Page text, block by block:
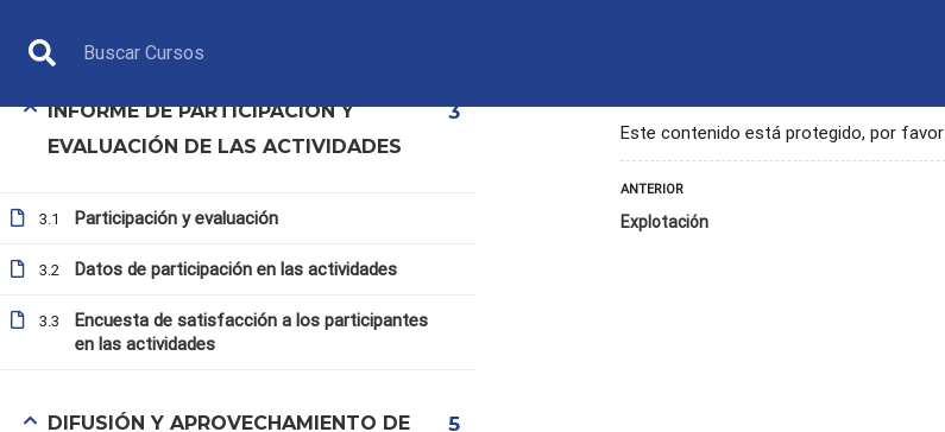
DIRECTIVO
Este contenido está protegido, por favor
ANTERIOR
Explotación
INFORME DE PARTICIPACIÓN Y
EVALUACIÓN DE LAS ACTIVIDADES
3
3.1 Participación y evaluación
3.2 Datos de participación en las actividades
3.3
Encuesta de satisfacción a los participantes
en las actividades
DIFUSIÓN Y APROVECHAMIENTO DE
5